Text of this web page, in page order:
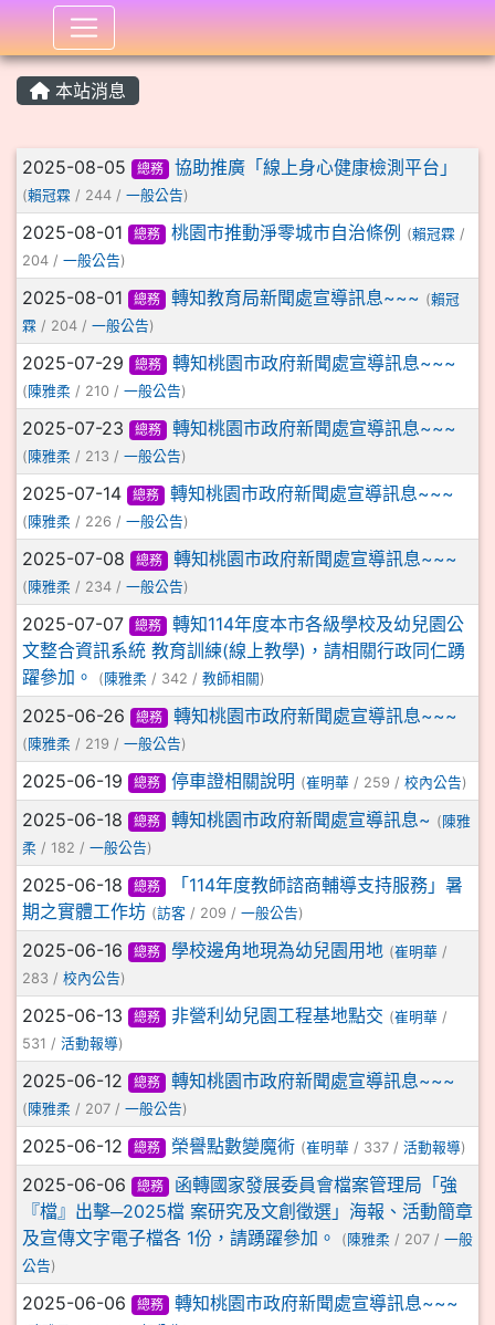
:::
本站消息
文章列表
2025-08-05 總務 協助推廣「線上身心健康檢測平台」
(賴冠霖 / 244 / 一般公告)
2025-08-01 總務 桃園市推動淨零城市自治條例 (賴冠霖 /
204 / 一般公告)
2025-08-01 總務 轉知教育局新聞處宣導訊息~~~ (賴冠
霖 / 204 / 一般公告)
2025-07-29 總務 轉知桃園市政府新聞處宣導訊息~~~
(陳雅柔 / 210 / 一般公告)
2025-07-23 總務 轉知桃園市政府新聞處宣導訊息~~~
( 陳雅柔 / 213 / 一般公告)
2025-07-14 總務 轉知桃園市政府新聞處宣導訊息~~~
(陳雅柔 / 226 / 一般公告)
2025-07-08 總務 轉知桃園市政府新聞處宣導訊息~~~
( 陳雅柔 / 234 / 一般公告)
2025-07-07 總務
轉知114年度本市各級學校及幼兒園公
文整合資訊系統 教育訓練(線上教學)，請相關行政同仁踴
躍參加。
(陳雅柔 / 342 / 教師相關 )
2025-06-26 總務 轉知桃園市政府新聞處宣導訊息~~~
( 陳雅柔 / 219 / 一般公告)
2025-06-19 總務 停車證相關說明 (崔明華/ 259 / 校內公告)
2025-06-18 總務 轉知桃園市政府新聞處宣導訊息~ ( 陳雅
柔 / 182 / 一般公告)
2025-06-18 總務
「114年度教師諮商輔導支持服務」暑
期之實體工作坊 (訪客 / 209 / 一般公告)
2025-06-16 總務 學校邊角地現為幼兒園用地 (崔明華/
283 / 校內公告)
2025-06-13 總務 非營利幼兒園工程基地點交 (崔明華/
531 / 活動報導)
2025-06-12 總務 轉知桃園市政府新聞處宣導訊息~~~
( 陳雅柔 / 207 / 一般公告)
2025-06-12 總務 榮譽點數變魔術 (崔明華/ 337 / 活動報導)
2025-06-06 總務
函轉國家發展委員會檔案管理局「強
『檔』出擊─2025檔 案研究及文創徵選」海報、活動簡章
及宣傳文字電子檔各 1份，請踴躍參加。
( 陳雅柔 / 207 / 一般
公告)
2025-06-06 總務 轉知桃園市政府新聞處宣導訊息~~~